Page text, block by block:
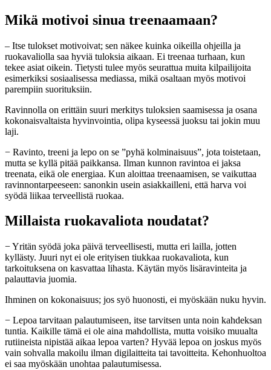
Mikä motivoi sinua treenaamaan?
– Itse tulokset motivoivat; sen näkee kuinka oikeilla ohjeilla ja
ruokavaliolla saa hyviä tuloksia aikaan. Ei treenaa turhaan, kun
tekee asiat oikein. Tietysti tulee myös seurattua muita kilpailijoita
esimerkiksi sosiaalisessa mediassa, mikä osaltaan myös motivoi
parempiin suorituksiin.
Ravinnolla on erittäin suuri merkitys tuloksien saamisessa ja osana
kokonaisvaltaista hyvinvointia, olipa kyseessä juoksu tai jokin muu
laji.
− Ravinto, treeni ja lepo on se ”pyhä kolminaisuus”, jota toistetaan,
mutta se kyllä pitää paikkansa. Ilman kunnon ravintoa ei jaksa
treenata, eikä ole energiaa. Kun aloittaa treenaamisen, se vaikuttaa
ravinnontarpeeseen: sanonkin usein asiakkailleni, että harva voi
syödä liikaa terveellistä ruokaa.
Millaista ruokavaliota noudatat?
− Yritän syödä joka päivä terveellisesti, mutta eri lailla, jotten
kyllästy. Juuri nyt ei ole erityisen tiukkaa ruokavaliota, kun
tarkoituksena on kasvattaa lihasta. Käytän myös lisäravinteita ja
palauttavia juomia.
Ihminen on kokonaisuus; jos syö huonosti, ei myöskään nuku hyvin.
− Lepoa tarvitaan palautumiseen, itse tarvitsen unta noin kahdeksan
tuntia. Kaikille tämä ei ole aina mahdollista, mutta voisiko muualta
rutiineista nipistää aikaa lepoa varten? Hyvää lepoa on joskus myös
vain sohvalla makoilu ilman digilaitteita tai tavoitteita. Kehonhuoltoa
ei saa myöskään unohtaa palautumisessa.